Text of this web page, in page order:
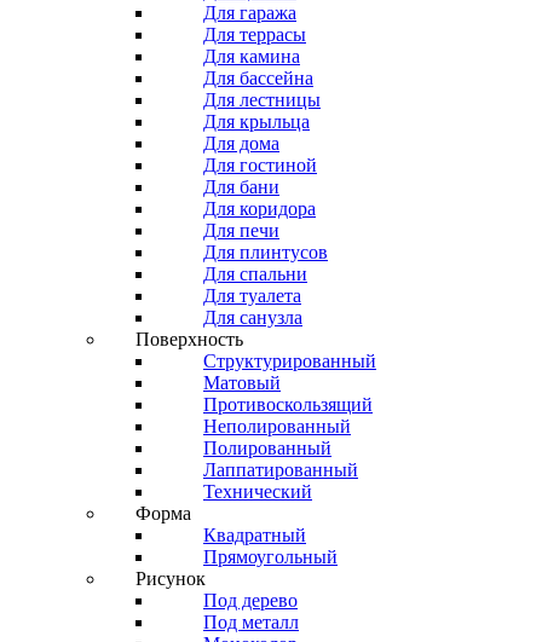
Для гаража
Для террасы
Для камина
Для бассейна
Для лестницы
Для крыльца
Для дома
Для гостиной
Для бани
Для коридора
Для печи
Для плинтусов
Для спальни
Для туалета
Для санузла
Поверхность
Структурированный
Матовый
Противоскользящий
Неполированный
Полированный
Лаппатированный
Технический
Форма
Квадратный
Прямоугольный
Рисунок
Под дерево
Под металл